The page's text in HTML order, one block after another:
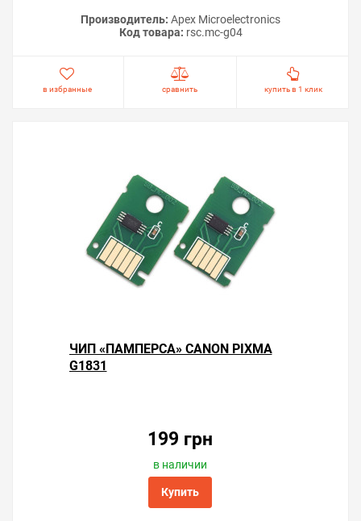
Производитель: Apex Microelectronics
Код товара: rsс.mc-g04
в избранные сравнить купить в 1 клик
ЧИП «ПАМПЕРСА» CANON PIXMA
G1831
199 грн
в наличии
Купить